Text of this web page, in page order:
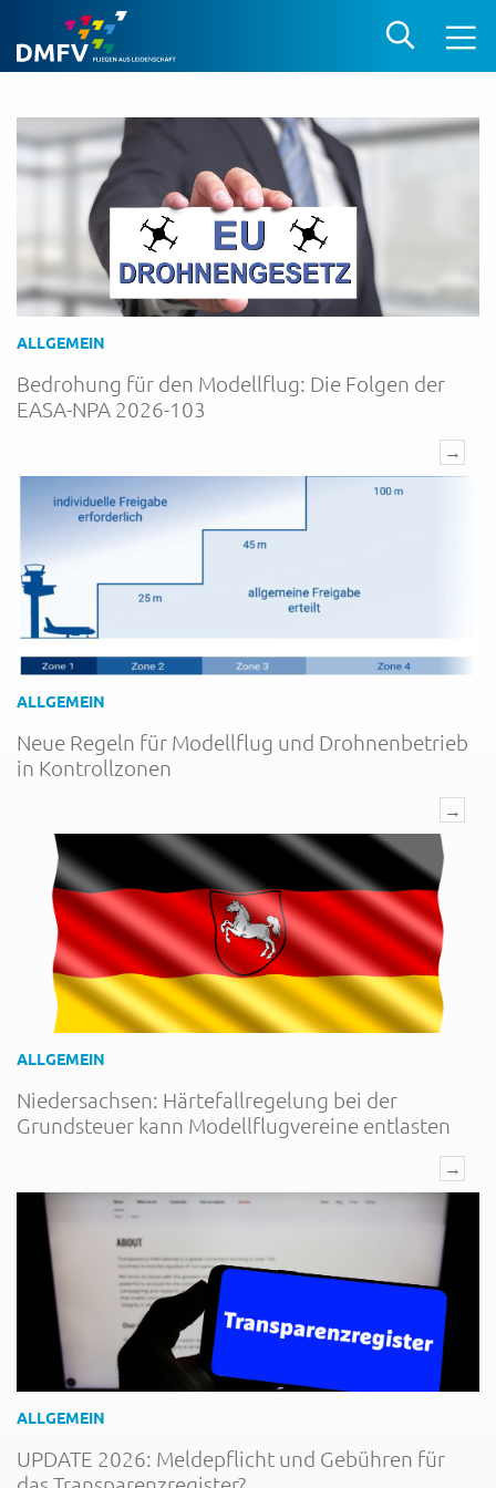
ALLGEMEIN
Bedrohung für den Modellflug: Die Folgen der
EASA-NPA 2026-103
→
ALLGEMEIN
Neue Regeln für Modellflug und Drohnenbetrieb
in Kontrollzonen
→
ALLGEMEIN
Niedersachsen: Härtefallregelung bei der
Grundsteuer kann Modellflugvereine entlasten
→
ALLGEMEIN
UPDATE 2026: Meldepflicht und Gebühren für